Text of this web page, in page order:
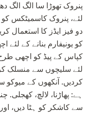
پنروک تھوڑا سا الگ
لئے، پنروک کاسمیٹکس کو
دو فیز ایڈز کا استعمال
کو یونیفارم بنانے کے
کپاس کے پیڈ کو اچھی
لئے سلیچوں سے منسلک
کردیں. آنکھوں کے
ہے: پھاڑنا، لالچ،
سے کاشکر کو ہٹا دیں،